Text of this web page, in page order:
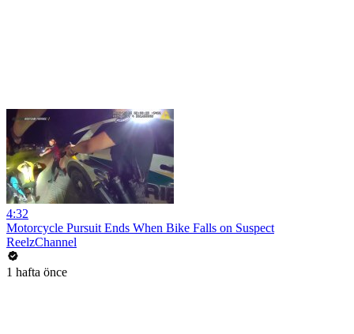
4:32
Motorcycle Pursuit Ends When Bike Falls on Suspect
ReelzChannel
1 hafta önce